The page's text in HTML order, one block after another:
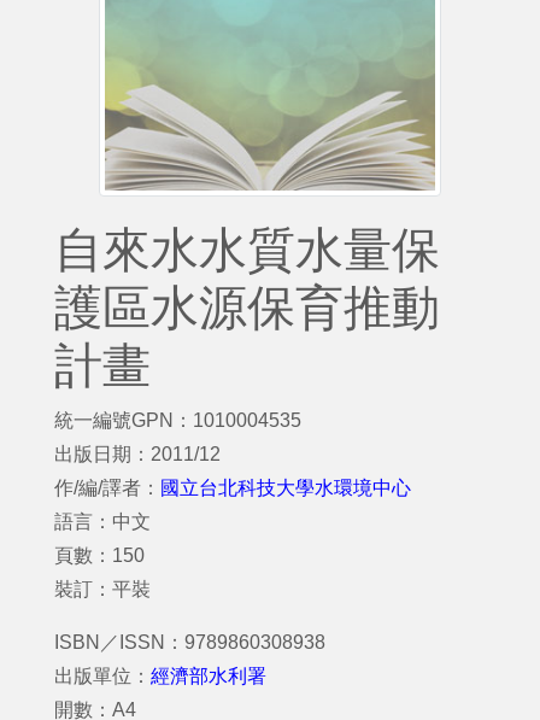
自來水水質水量保
護區水源保育推動
計畫
統一編號GPN：1010004535
出版日期：2011/12
作/編/譯者： 國立台北科技大學水環境中心
語言：中文
頁數：150
裝訂：平裝
ISBN／ISSN：9789860308938
出版單位： 經濟部水利署
開數：A4